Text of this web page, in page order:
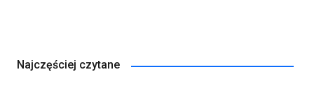
Najczęściej czytane